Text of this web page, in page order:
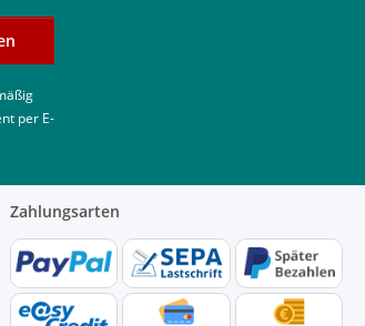
per E-
Zahlungsarten